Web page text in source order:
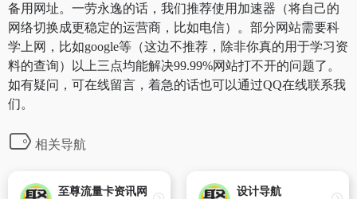
备用网址。一劳永逸的话，我们推荐使用加速器（将自己的
网络切换成更稳定的运营商，比如电信）。部分网站需要科
学上网，比如google等（这边不推荐，除非你真的用于学习资
料的查询）以上三点均能解决99.99%网站打不开的问题了。
如有疑问，可在线留言，着急的话也可以通过QQ在线联系我
们。
相关导航
至尊流量卡资讯网 设计导航